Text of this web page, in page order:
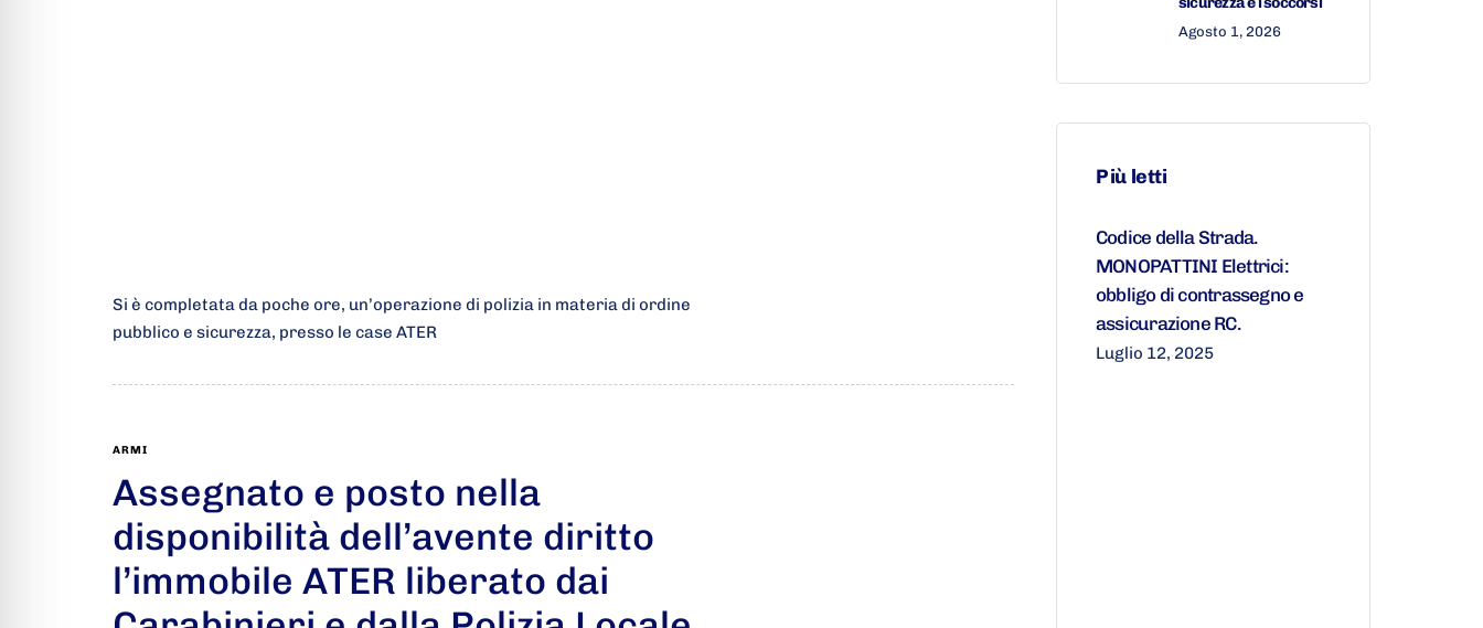
Si è completata da poche ore, un’operazione di polizia in materia di ordine
pubblico e sicurezza, presso le case ATER
ARMI
Assegnato e posto nella
disponibilità dell’avente diritto
l’immobile ATER liberato dai
Agosto 1, 2026
Più letti
Codice della Strada.
MONOPATTINI Elettrici:
obbligo di contrassegno e
assicurazione RC.
Luglio 12, 2025